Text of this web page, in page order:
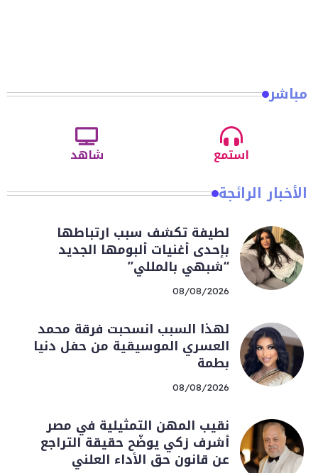
مباشر
استمع شاهد
الأخبار الرائجة
لطيفة تكشف سبب ارتباطها
بإحدى أغنيات ألبومها الجديد
“شبهي بالمللي”
08/08/2026
لهذا السبب انسحبت فرقة محمد
العسري الموسيقية من حفل دنيا
بطمة
08/08/2026
نقيب المهن التمثيلية في مصر
أشرف زكي يوضّح حقيقة التراجع
عن قانون حق الأداء العلني